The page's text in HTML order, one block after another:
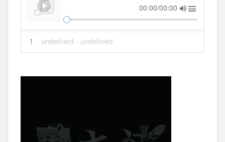
00:00/00:00
1 undefined - undefined